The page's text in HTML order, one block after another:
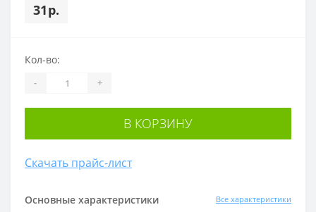
31р.
Основные характеристики Все характеристики
Кол-во:
- +
В КОРЗИНУ
Скачать прайс-лист